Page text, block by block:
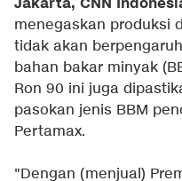
menegaskan produksi
tidak akan
bahan bakar minyak
Ron 90 ini juga
pasokan jenis BBM
Pertamax.
"Dengan (menjual)